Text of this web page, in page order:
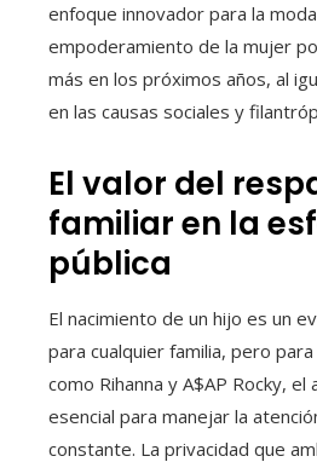
enfoque innovador para la
empoderamiento de la mujer
más en los próximos años, al
en las causas sociales y
El valor del
familiar en la
pública
El nacimiento de un hijo es un
para cualquier familia, pero
como Rihanna y A$AP Rocky,
esencial para manejar la
constante. La privacidad que